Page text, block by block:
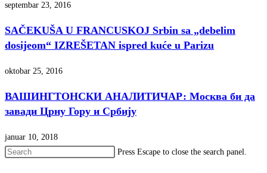
septembar 23, 2016
SAČEKUŠA U FRANCUSKOJ Srbin sa „debelim
dosijeom“ IZREŠETAN ispred kuće u Parizu
oktobar 25, 2016
ВАШИНГТОНСКИ АНАЛИТИЧАР: Москва би да
завади Црну Гору и Србију
januar 10, 2018
Press Escape to close the search panel.